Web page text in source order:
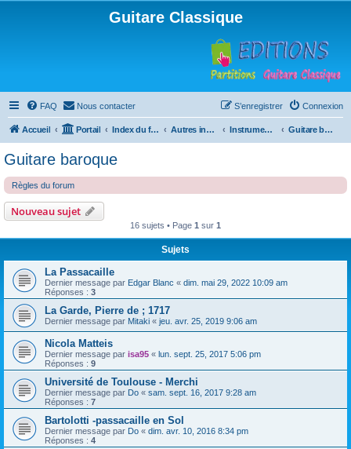
Guitare Classique
FAQ Nous contacter Connexion
S’enregistrer
Accueil Portail Index du forum Autres instruments à cordes pincées, ou styles Instruments anciens Guitare baroque
Guitare baroque
Règles du forum
Nouveau sujet
16 sujets • Page 1 sur 1
Sujets
La Passacaille
Dernier message par Edgar Blanc « dim. mai 29, 2022 10:09 am
Réponses : 3
La Garde, Pierre de ; 1717
Dernier message par Mitaki « jeu. avr. 25, 2019 9:06 am
Nicola Matteis
Dernier message par isa95 « lun. sept. 25, 2017 5:06 pm
Réponses : 9
Université de Toulouse - Merchi
Dernier message par Do « sam. sept. 16, 2017 9:28 am
Réponses : 7
Bartolotti -passacaille en Sol
Dernier message par Do « dim. avr. 10, 2016 8:34 pm
Réponses : 4